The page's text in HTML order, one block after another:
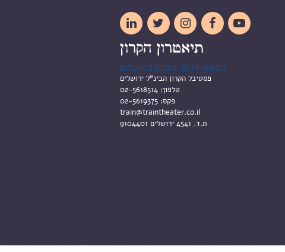





הצגות ילדים, הצגות בירושלים
פסטיבל הקרון הבינ"ל ירושלים
טלפון:
פקס:
train@traintheater.co.il
ת.ד. 4541 ירושלים 9104401